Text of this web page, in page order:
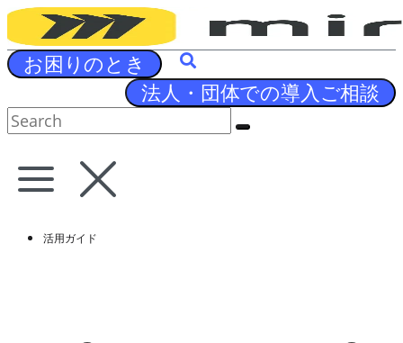
Skip
to
content
お困りのとき
法人・団体での導入ご相談
活用ガイド